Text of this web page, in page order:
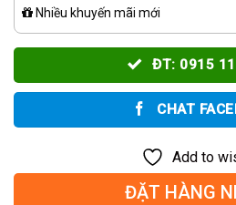
Nhiều khuyến mãi mới
ĐT: 0915
CHAT
Add to
ĐẶT HÀNG